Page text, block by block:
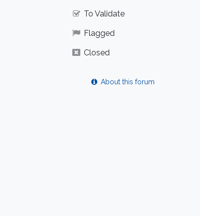
To Validate
Flagged
Closed
About this forum